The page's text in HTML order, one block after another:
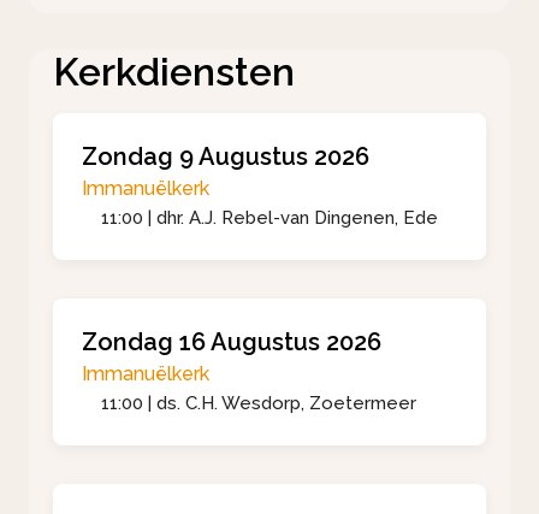
Kerkdiensten
Zondag 9 Augustus 2026
Immanuëlkerk
11:00 | dhr. A.J. Rebel-van Dingenen, Ede
Zondag 16 Augustus 2026
Immanuëlkerk
11:00 | ds. C.H. Wesdorp, Zoetermeer